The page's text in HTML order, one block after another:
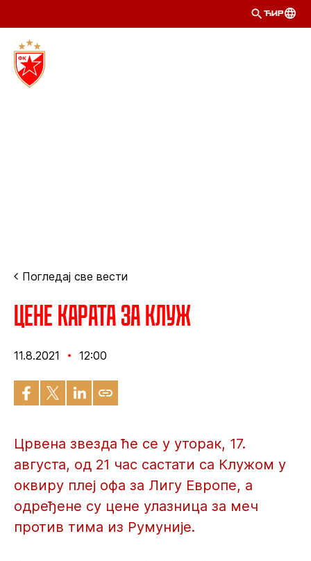
ЋИР
Погледај све вести
Цене карата за Клуж
11.8.2021 12:00
Црвена звезда ће се у уторак, 17.
августа, од 21 час састати са Клужом у
оквиру плеј офа за Лигу Европе, а
одређене су цене улазница за меч
против тима из Румуније.